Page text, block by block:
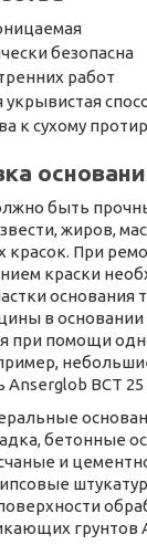
безопасна
работ
укрывистая
к сухому
быть
жиров,
красок. При
краски
основания
в
при помощи
Anserglob ВСТ 25
бетонные
и
грунтов